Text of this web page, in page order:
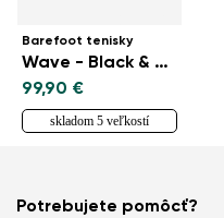
Barefoot tenisky
Wave - Black & Red
99,90 €
skladom 5 veľkostí
Potrebujete pomôcť?